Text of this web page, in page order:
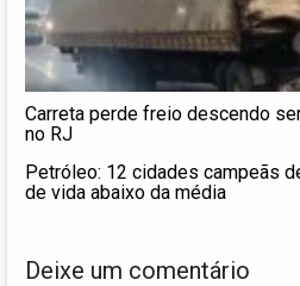
Carreta perde freio descendo
no RJ
Petróleo: 12 cidades campeãs
de vida abaixo da média
Deixe um comentário